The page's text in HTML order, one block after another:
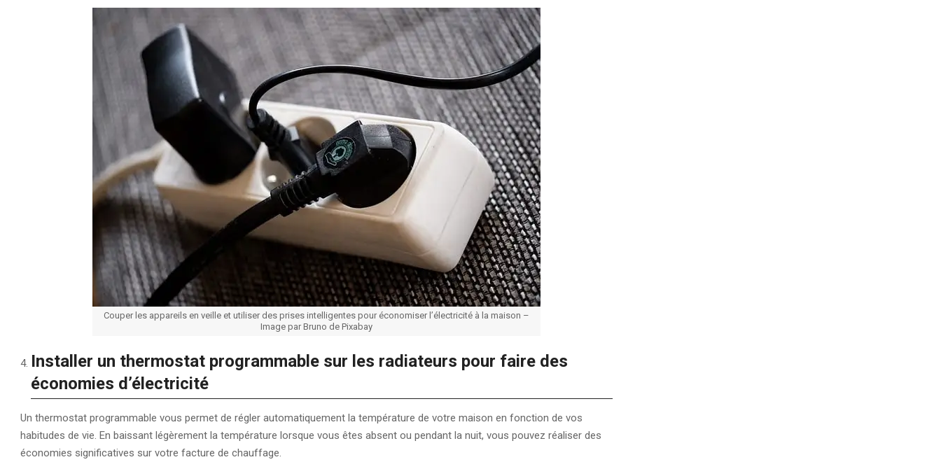
Couper les appareils en veille et utiliser des prises intelligentes pour économiser l’électricité à la maison –
Image par Bruno de Pixabay
Installer un thermostat programmable sur les radiateurs pour faire des
économies d’électricité
Un thermostat programmable vous permet de régler automatiquement la température de votre maison en fonction de vos
habitudes de vie. En baissant légèrement la température lorsque vous êtes absent ou pendant la nuit, vous pouvez réaliser des
économies significatives sur votre facture de chauffage.